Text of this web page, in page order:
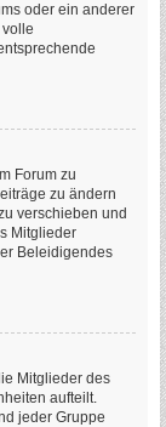
oder ein anderer
Forum zu
zu ändern
verschieben und
Mitglieder
Beleidigendes
Mitglieder des
aufteilt.
jeder Gruppe